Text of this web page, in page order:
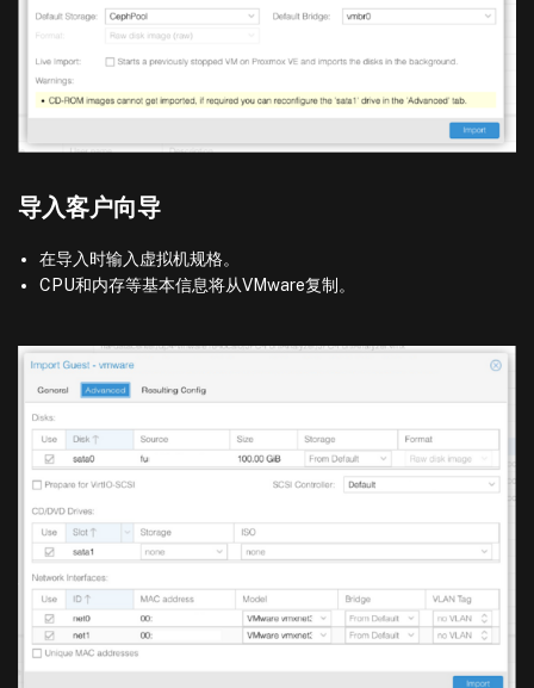
导入客户向导
在导入时输入虚拟机规格。
CPU和内存等基本信息将从VMware复制。